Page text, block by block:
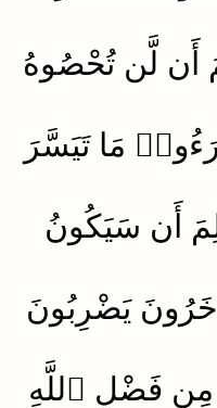
أَن لَّن تُحْصُوهُ
مَا تَيَسَّرَ
أَن سَيَكُونُ
يَضْرِبُونَ
مِن فَضْلِ ٱللَّهِ